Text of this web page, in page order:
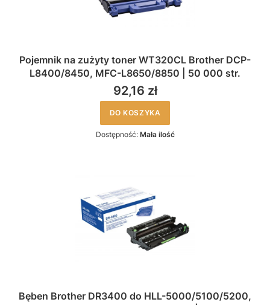
Pojemnik na zużyty toner WT320CL Brother DCP-
L8400/8450, MFC-L8650/8850 | 50 000 str.
92,16 zł
DO KOSZYKA
Dostępność: Mała ilość
Bęben Brother DR3400 do HLL-5000/5100/5200,